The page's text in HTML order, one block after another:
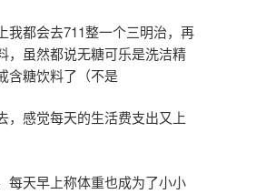
我都会去711整一个三明治，再
，虽然都说无糖可乐是洗洁精
含糖饮料了（不是
，感觉每天的生活费支出又上
每天早上称体重也成为了小小